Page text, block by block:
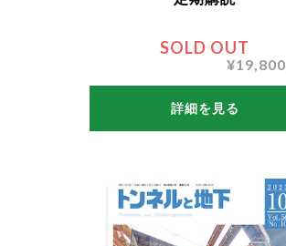
SOLD OUT
¥19,800
詳細を見る